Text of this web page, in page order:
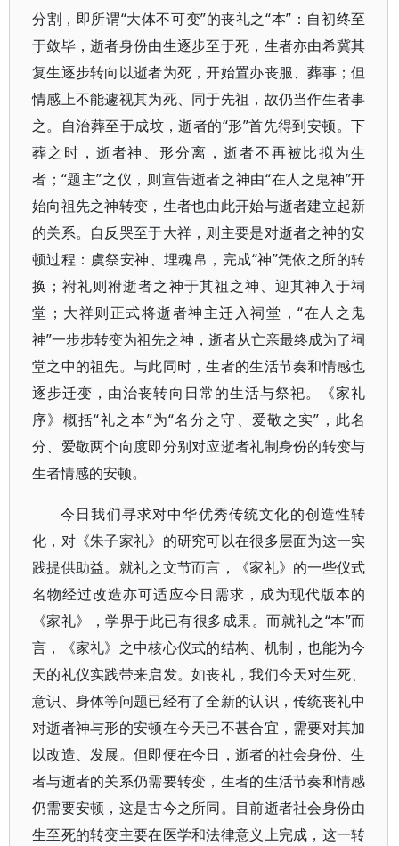
分割，即所谓“大体不可变”的丧礼之“本”：自初终至
于敛毕，逝者身份由生逐步至于死，生者亦由希冀其
复生逐步转向以逝者为死，开始置办丧服、葬事；但
情感上不能遽视其为死、同于先祖，故仍当作生者事
之。自治葬至于成坟，逝者的“形”首先得到安顿。下
葬之时，逝者神、形分离，逝者不再被比拟为生
者；“题主”之仪，则宣告逝者之神由“在人之鬼神”开
始向祖先之神转变，生者也由此开始与逝者建立起新
的关系。自反哭至于大祥，则主要是对逝者之神的安
顿过程：虞祭安神、埋魂帛，完成“神”凭依之所的转
换；祔礼则祔逝者之神于其祖之神、迎其神入于祠
堂；大祥则正式将逝者神主迁入祠堂，“在人之鬼
神”一步步转变为祖先之神，逝者从亡亲最终成为了祠
堂之中的祖先。与此同时，生者的生活节奏和情感也
逐步迁变，由治丧转向日常的生活与祭祀。《家礼
序》概括“礼之本”为“名分之守、爱敬之实”，此名
分、爱敬两个向度即分别对应逝者礼制身份的转变与
生者情感的安顿。
今日我们寻求对中华优秀传统文化的创造性转
化，对《朱子家礼》的研究可以在很多层面为这一实
践提供助益。就礼之文节而言，《家礼》的一些仪式
名物经过改造亦可适应今日需求，成为现代版本的
《家礼》，学界于此已有很多成果。而就礼之“本”而
言，《家礼》之中核心仪式的结构、机制，也能为今
天的礼仪实践带来启发。如丧礼，我们今天对生死、
意识、身体等问题已经有了全新的认识，传统丧礼中
对逝者神与形的安顿在今天已不甚合宜，需要对其加
以改造、发展。但即便在今日，逝者的社会身份、生
者与逝者的关系仍需要转变，生者的生活节奏和情感
仍需要安顿，这是古今之所同。目前逝者社会身份由
生至死的转变主要在医学和法律意义上完成，这一转